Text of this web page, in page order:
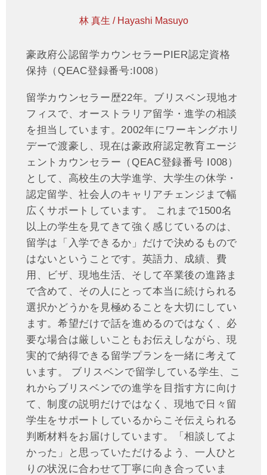
林 真生 / Hayashi Masuyo
豪政府公認留学カウンセラーPIER認定資格
保持（QEAC登録番号:I008）
留学カウンセラー歴22年。ブリスベン現地オ
フィスで、オーストラリア留学・進学の相談
を担当しています。2002年にワーキングホリ
デーで渡豪し、現在は豪政府認定教育エージ
ェントカウンセラー（QEAC登録番号 I008）
として、高校生の大学進学、大学生の休学・
認定留学、社会人のキャリアチェンジまで幅
広くサポートしています。 これまで1500名
以上の学生を見てきて強く感じているのは、
留学は「入学できるか」だけで決めるもので
はないということです。英語力、成績、費
用、ビザ、現地生活、そして卒業後の進路ま
で含めて、その人にとって本当に続けられる
選択かどうかを見極めることを大切にしてい
ます。希望だけで話を進めるのではなく、必
要な場合は厳しいこともお伝えしながら、現
実的で納得できる留学プランを一緒に考えて
います。 ブリスベンで留学している学生、こ
れからブリスベンでの進学を目指す方に向け
て、制度の説明だけではなく、現地で日々留
学生をサポートしているからこそ伝えられる
判断材料をお届けしています。「相談してよ
かった」と思っていただけるよう、一人ひと
りの状況に合わせて丁寧に向き合っていま